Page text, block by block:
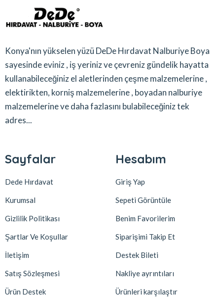
Konya'nın yükselen yüzü DeDe Hırdavat Nalburiye Boya
sayesinde eviniz , iş yeriniz ve çevreniz gündelik hayatta
kullanabileceğiniz el aletlerinden çeşme malzemelerine ,
elektirikten, korniş malzemelerine , boyadan nalburiye
malzemelerine ve daha fazlasını bulabileceğiniz tek
adres...
Sayfalar
Dede Hırdavat
Kurumsal
Gizlilik Politikası
Şartlar Ve Koşullar
İletişim
Satış Sözleşmesi
Ürün Destek
Hesabım
Giriş Yap
Sepeti Görüntüle
Benim Favorilerim
Siparişimi Takip Et
Destek Bileti
Nakliye ayrıntıları
Ürünleri karşılaştır